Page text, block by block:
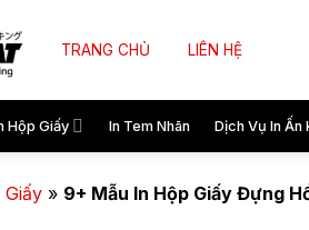
TRANG CHỦ LIÊN HỆ
Hộp Giấy In Tem Nhãn Dịch Vụ In Ấn
» 9+ Mẫu In Hộp Giấy Đựng